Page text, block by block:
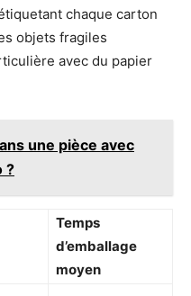
chaque carton
objets fragiles
avec du papier
une pièce avec
?
Temps
d’emballage
moyen